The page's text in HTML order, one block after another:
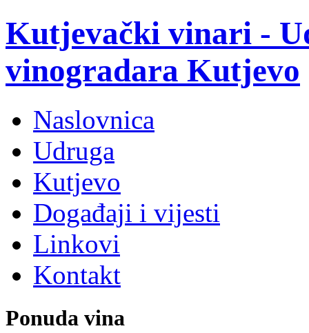
Kutjevački vinari -
vinogradara Kutjevo
Naslovnica
Udruga
Kutjevo
Događaji i vijesti
Linkovi
Kontakt
Ponuda vina